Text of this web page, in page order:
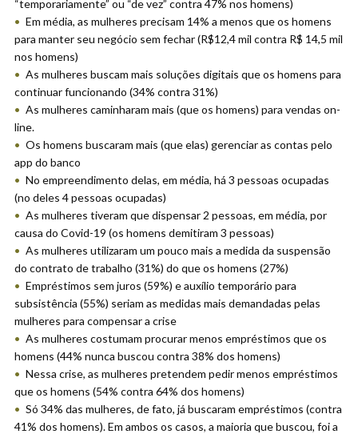
“temporariamente” ou “de vez” contra 47% nos homens)
Em média, as mulheres precisam 14% a menos que os homens
para manter seu negócio sem fechar (R$12,4 mil contra R$ 14,5 mil
nos homens)
As mulheres buscam mais soluções digitais que os homens para
continuar funcionando (34% contra 31%)
As mulheres caminharam mais (que os homens) para vendas on-
line.
Os homens buscaram mais (que elas) gerenciar as contas pelo
app do banco
No empreendimento delas, em média, há 3 pessoas ocupadas
(no deles 4 pessoas ocupadas)
As mulheres tiveram que dispensar 2 pessoas, em média, por
causa do Covid-19 (os homens demitiram 3 pessoas)
As mulheres utilizaram um pouco mais a medida da suspensão
do contrato de trabalho (31%) do que os homens (27%)
Empréstimos sem juros (59%) e auxílio temporário para
subsistência (55%) seriam as medidas mais demandadas pelas
mulheres para compensar a crise
As mulheres costumam procurar menos empréstimos que os
homens (44% nunca buscou contra 38% dos homens)
Nessa crise, as mulheres pretendem pedir menos empréstimos
que os homens (54% contra 64% dos homens)
Só 34% das mulheres, de fato, já buscaram empréstimos (contra
41% dos homens). Em ambos os casos, a maioria que buscou, foi a